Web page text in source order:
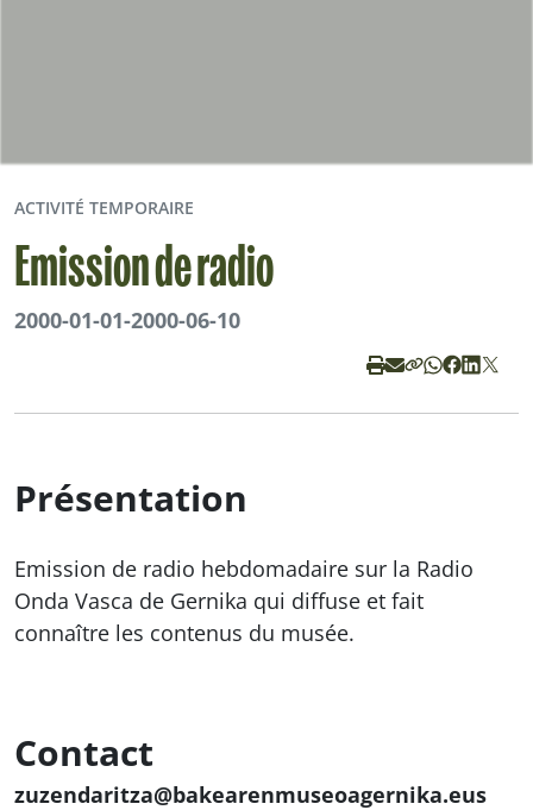
ACTIVITÉ TEMPORAIRE
Emission de radio
2000-01-01-2000-06-10
Présentation
Emission de radio hebdomadaire sur la Radio
Onda Vasca de Gernika qui diffuse et fait
connaître les contenus du musée.
Contact
zuzendaritza@bakearenmuseoagernika.eus